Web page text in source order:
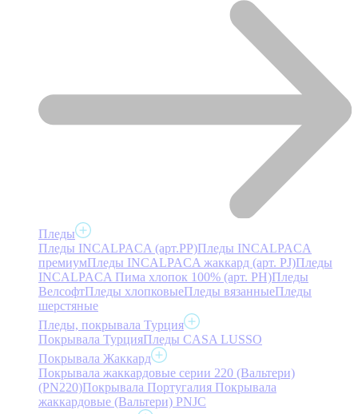
Пледы
Пледы INCALPACA (арт.PP)Пледы INCALPACA
премиумПледы INCALPACA жаккард (арт. PJ)Пледы
INCALPACA Пима хлопок 100% (арт. PH)Пледы
ВелсофтПледы хлопковыеПледы вязанныеПледы
шерстяные
Пледы, покрывала Турция
Покрывала ТурцияПледы CASA LUSSO
Покрывала Жаккард
Покрывала жаккардовые серии 220 (Вальтери)
(PN220)Покрывала Португалия Покрывала
жаккардовые (Вальтери) PNJC